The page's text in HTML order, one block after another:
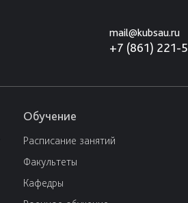
mail@kubsau.ru
+7 (861) 221-
Обучение
Расписание занятий
Факультеты
Кафедры